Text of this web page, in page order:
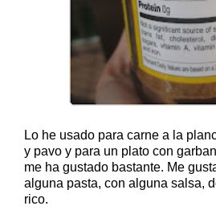
Lo he usado para carne a la
y pavo y para un plato con
me ha gustado bastante. Me
alguna pasta, con alguna salsa,
rico.